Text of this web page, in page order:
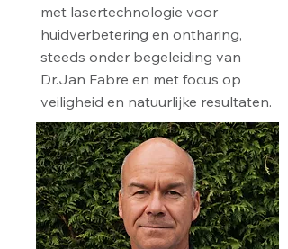
met lasertechnologie voor
huidverbetering en ontharing,
steeds onder begeleiding van
Dr.Jan Fabre en met focus op
veiligheid en natuurlijke resultaten.